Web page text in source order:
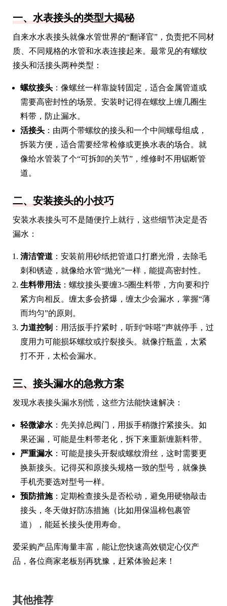
一、水表接头的类型大揭秘
自来水水表接头就像水管世界的“翻译官”，负责把不同材
质、不同规格的水管和水表连接起来。最常见的有螺纹
接头和活接头两种类型：
螺纹接头 ：像螺丝一样靠旋转固定，适合金属管道或
需要高密封性的场景。安装时记得在螺纹上缠几圈生
料带，防止漏水。
活接头 ：由两个带螺纹的接头和一个中间螺母组成，
拆装方便，适合需要经常检修或更换水表的场合。就
像给水管装了个“可拆卸的关节”，维修时不用锯断管
道。
二、安装接头的小技巧
安装水表接头可不是随便拧上就行，这些细节决定是否
漏水：
清洁管道 ：安装前用砂纸把管道口打磨光滑，去除毛
刺和锈迹，就像给水管“抛光”一样，能提高密封性。
生料带用法：螺纹接头要缠3-5圈生料带，方向要和拧
紧方向相反。缠太多会挤爆，缠太少会漏水，掌握“薄
而均匀”的原则。
力道控制 ：用活扳手拧紧时，听到“咔嗒”声就停手，过
度用力可能损坏螺纹或拧裂接头。就像拧瓶盖，太紧
打不开，太松会漏水。
三、接头漏水的急救方案
发现水表接头漏水别慌，这些方法能快速解决：
轻微渗水 ：先关掉总阀门，用扳手稍微拧紧接头。如
果还漏，可能是生料带老化，拆下来重新缠新料带。
严重漏水 ：可能是接头开裂或螺纹滑丝，这时需要更
换新接头。记得买和原接头规格一致的型号，就像换
手机壳要选对型号一样。
预防措施：定期检查接头是否松动，避免用硬物敲击
接头，冬天做好防冻措施（比如用保温棉包裹管
道），能延长接头使用寿命。
爱采购产品库海量丰富，能让您快速高效锁定心仪产
品，各位商家老板别再犹豫，赶紧体验起来！
其他推荐